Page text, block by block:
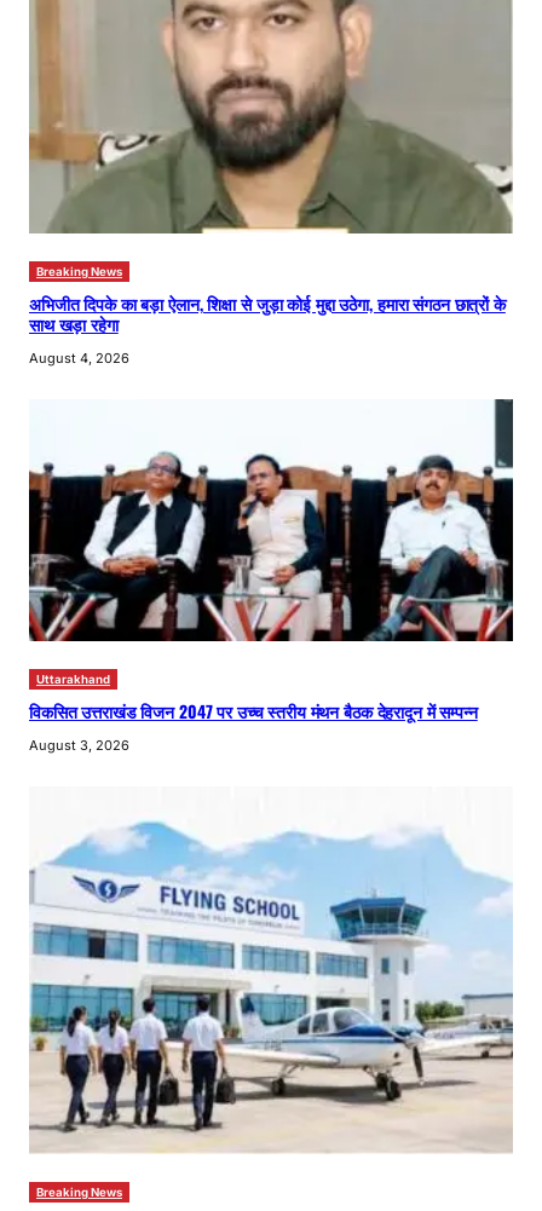
Breaking News
अभिजीत दिपके का बड़ा ऐलान, शिक्षा से जुड़ा कोई मुद्दा उठेगा, हमारा संगठन छात्रों के
साथ खड़ा रहेगा
August 4, 2026
Uttarakhand
विकसित उत्तराखंड विजन 2047 पर उच्च स्तरीय मंथन बैठक देहरादून में सम्पन्न
August 3, 2026
Breaking News